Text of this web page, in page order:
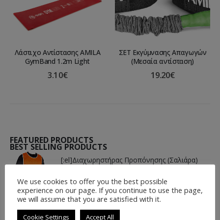
Λάστιχο Αντίστασης AMILA
GymBand 1.2m Light
3.10€
ΣΕΤ Εκγύμνασης Απαγωγών
(Μεσαία αντίσταση)
19.20€
FEATURED PRODUCTS
BEST SELLING PRODUCTS
[:el]Διαχωρηστήρας Προπόνησης (Σαλιάρα)
4.50€ 4.00€
[:el]Μπάλα Basket Spalding KOBE BRYANT
We use cookies to offer you the best possible
experience on our page. If you continue to use the page,
we will assume that you are satisfied with it.
Cookie Settings Accept All